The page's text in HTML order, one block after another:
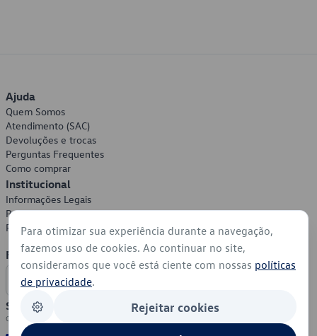
Ajuda
Quem Somos
Atendimento (SAC)
Devoluções e trocas
Perguntas Frequentes
Como comprar
Institucional
Informações Legais
Política de Privacidade
Política de Cookies
Formas de Pagamento
Segurança
Para otimizar sua experiência durante a navegação,
fazemos uso de cookies. Ao continuar no site,
consideramos que você está ciente com nossas políticas
de privacidade.
Rejeitar cookies